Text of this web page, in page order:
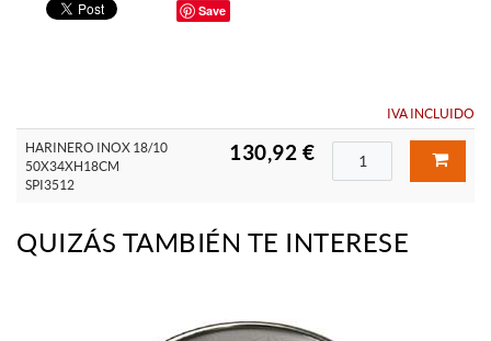
Save
IVA INCLUIDO
HARINERO INOX 18/10
50X34XH18CM
SPI3512
130,92 €
QUIZÁS TAMBIÉN TE INTERESE